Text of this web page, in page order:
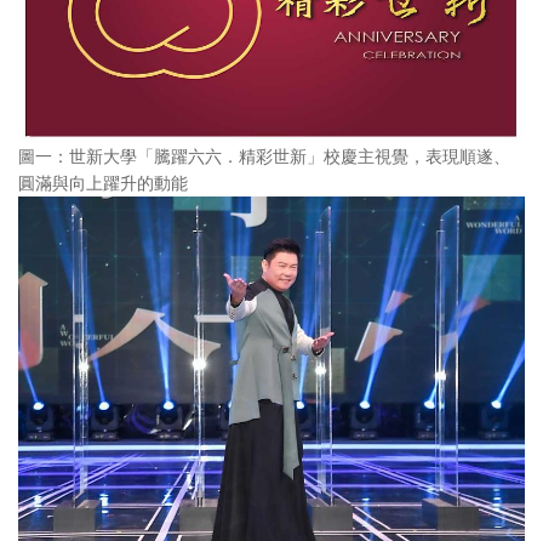
圖一：世新大學「騰躍六六．精彩世新」校慶主視覺，表現順遂、
圓滿與向上躍升的動能